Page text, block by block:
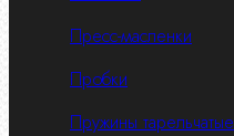
Пресс-масленки
Пробки
Пружины тарельчатые